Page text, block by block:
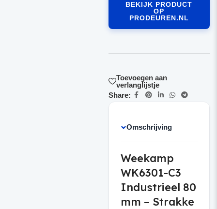
BEKIJK PRODUCT
OP
PRODEUREN.NL
Toevoegen aan
verlanglijstje
Share:
Omschrijving
Weekamp
WK6301-C3
Industrieel 80
mm – Strakke